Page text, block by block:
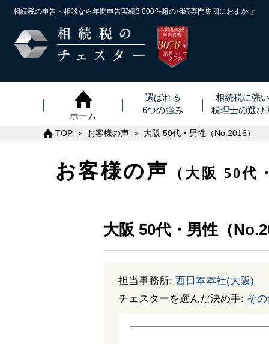
相続税の申告・相談なら年間申告実績3,000件超の相続専門集団におまかせ
年間相続税
申告件数
3076 ※
件
業界トップ
クラス
ホーム
選ばれる
6つの強み
相続税に強
税理士の選び
TOP お客様の声 大阪 50代・男性（No.2016）
お客様の声 （大阪 50代
大阪 50代・男性（
担当事務所: 西日本本社(大阪)
チェスターを選んだ決め手: そ